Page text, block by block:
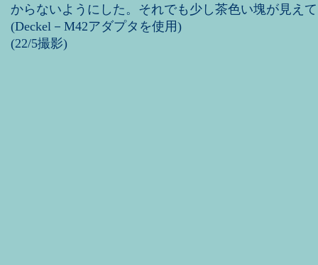
からないようにした。それでも少し茶色い塊が見え
(Deckel－M42アダプタを使用)
(22/5撮影)